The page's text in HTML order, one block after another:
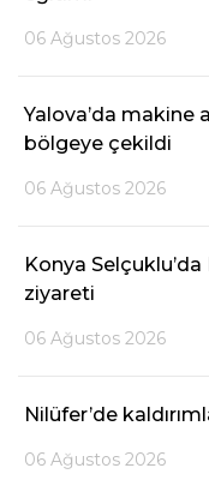
06 Ağustos 2026
Yalova’da makine
bölgeye çekildi
06 Ağustos 2026
Konya
ziyareti
06 Ağustos 2026
Nilüfer’de
06 Ağustos 2026